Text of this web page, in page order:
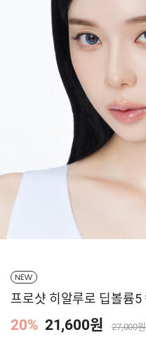
NEW
프로샷 히알루로 딥볼륨
20% 21,600원 27,000원